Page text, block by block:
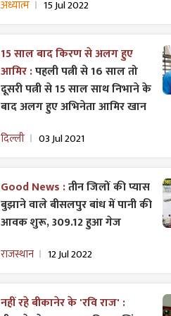
अध्यात्म 15 Jul 2022
15 साल बाद किरण से अलग हुए
आमिर :पहली पत्नी से 16 साल तो
दूसरी पत्नी से 15 साल साथ निभाने के
बाद अलग हुए अभिनेता आमिर खान
दिल्ली 03 Jul 2021
Good News :तीन जिलों की प्यास
बुझाने वाले बीसलपुर बांध में पानी की
आवक शुरू, 309.12 हुआ गेज
राजस्थान 12 Jul 2022
नहीं रहे बीकानेर के 'रवि राज' :